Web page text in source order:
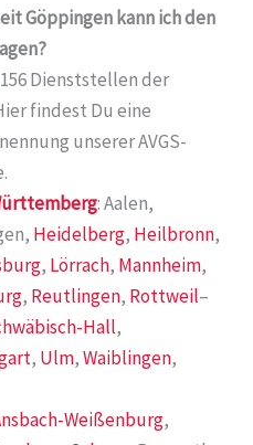
Göppingen kann ich den
Dienststellen der
findest Du eine
unserer AVGS-
: Aalen,
Heidelberg, Heilbronn,
, Lörrach, Mannheim,
, Reutlingen, Rottweil–
Hall,
, Ulm,Waiblingen,
Weißenburg,